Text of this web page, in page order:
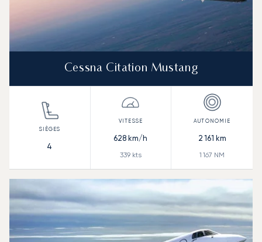
Cessna Citation Mustang
4
628 km/h
339kts
2 161 km
1 167 NM